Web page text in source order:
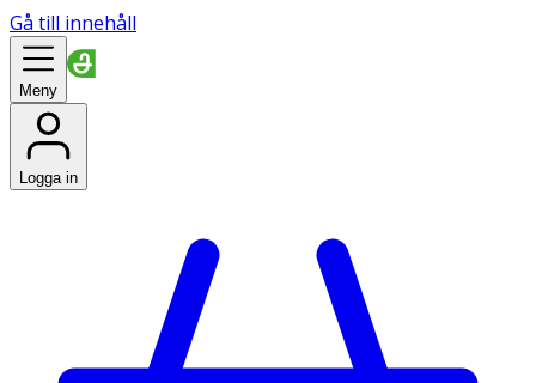
Gå till innehåll
Meny
Logga in